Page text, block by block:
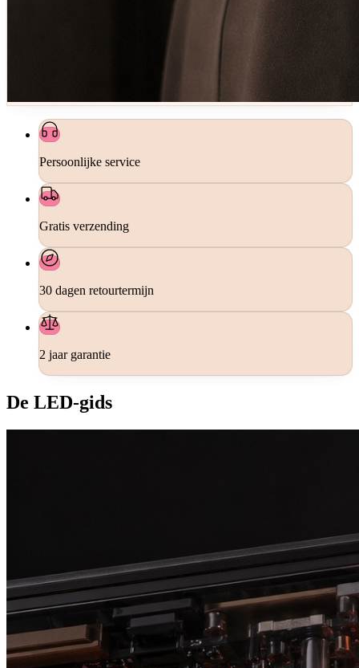
Persoonlijke service
Gratis verzending
30 dagen retourtermijn
2 jaar garantie
De LED-gids